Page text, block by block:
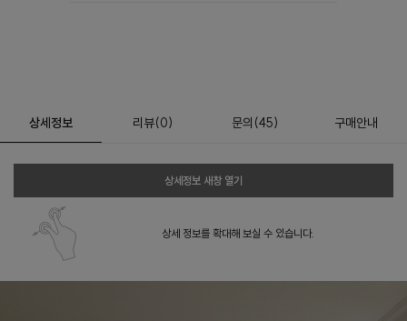
상세정보 리뷰(0) 문의 (45) 구매안내
상세정보 새창 열기
상세 정보를 확대해 보실 수 있습니다.